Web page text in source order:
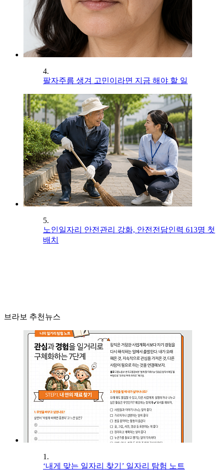
4.
팔자주름 생겨 고민이라면 지금 해야 할 일
5.
노인일자리 안전관리 강화, 안전전담인력 613명 첫
배치
브라보 추천뉴스
1.
‘내게 맞는 일자리 찾기’ 일자리 탐험 노트